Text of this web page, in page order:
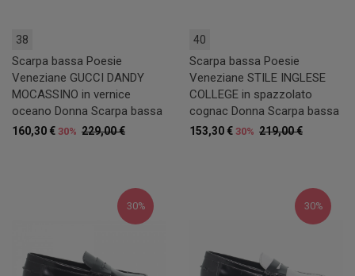
38
Scarpa bassa Poesie
Veneziane GUCCI DANDY
MOCASSINO in vernice
oceano Donna Scarpa bassa
229,00 €
160,30 € 30%
40
Scarpa bassa Poesie
Veneziane STILE INGLESE
COLLEGE in spazzolato
cognac Donna Scarpa bassa
219,00 €
153,30 € 30%
30% 30%